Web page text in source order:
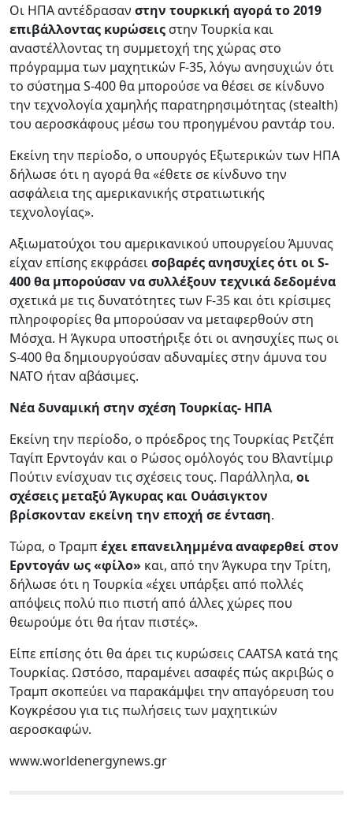
Οι ΗΠΑ αντέδρασαν στην τουρκική αγορά το 2019
επιβάλλοντας κυρώσεις στην Τουρκία και
αναστέλλοντας τη συμμετοχή της χώρας στο
πρόγραμμα των μαχητικών F-35, λόγω ανησυχιών ότι
το σύστημα S-400 θα μπορούσε να θέσει σε κίνδυνο
την τεχνολογία χαμηλής παρατηρησιμότητας (stealth)
του αεροσκάφους μέσω του προηγμένου ραντάρ του.
Εκείνη την περίοδο, ο υπουργός Εξωτερικών των ΗΠΑ
δήλωσε ότι η αγορά θα «έθετε σε κίνδυνο την
ασφάλεια της αμερικανικής στρατιωτικής
τεχνολογίας».
Αξιωματούχοι του αμερικανικού υπουργείου Άμυνας
είχαν επίσης εκφράσεισοβαρές ανησυχίες ότι οι S-
400 θα μπορούσαν να συλλέξουν τεχνικά δεδομένα
σχετικά με τις δυνατότητες των F-35 και ότι κρίσιμες
πληροφορίες θα μπορούσαν να μεταφερθούν στη
Μόσχα. Η Άγκυρα υποστήριξε ότι οι ανησυχίες πως οι
S-400 θα δημιουργούσαν αδυναμίες στην άμυνα του
ΝΑΤΟ ήταν αβάσιμες.
Νέα δυναμική στην σχέση Τουρκίας- ΗΠΑ
Εκείνη την περίοδο, ο πρόεδρος της Τουρκίας Ρετζέπ
Ταγίπ Ερντογάν και ο Ρώσος ομόλογός του Βλαντίμιρ
Πούτιν ενίσχυαν τις σχέσεις τους. Παράλληλα, οι
σχέσεις μεταξύ Άγκυρας και Ουάσιγκτον
βρίσκονταν εκείνη την εποχή σε ένταση.
Τώρα, ο Τραμπ έχει επανειλημμένα αναφερθεί στον
Ερντογάν ως «φίλο» και, από την Άγκυρα την Τρίτη,
δήλωσε ότι η Τουρκία «έχει υπάρξει από πολλές
απόψεις πολύ πιο πιστή από άλλες χώρες που
θεωρούμε ότι θα ήταν πιστές».
Είπε επίσης ότι θα άρει τις κυρώσεις CAATSA κατά της
Τουρκίας. Ωστόσο, παραμένει ασαφές πώς ακριβώς ο
Τραμπ σκοπεύει να παρακάμψει την απαγόρευση του
Κογκρέσου για τις πωλήσεις των μαχητικών
αεροσκαφών.
www.worldenergynews.gr